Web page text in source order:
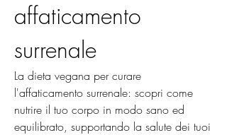
affaticamento
surrenale
La dieta vegana per curare
l'affaticamento surrenale: scopri come
nutrire il tuo corpo in modo sano ed
equilibrato, supportando la salute dei tuoi